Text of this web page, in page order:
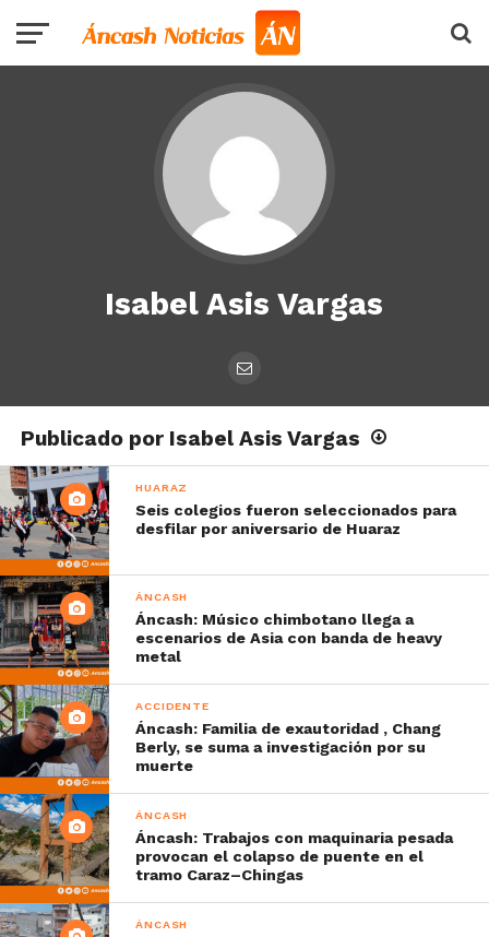
Isabel Asis Vargas
Publicado por Isabel Asis Vargas
HUARAZ
Seis colegios fueron seleccionados para
desfilar por aniversario de Huaraz
ÁNCASH
Áncash: Músico chimbotano llega a
escenarios de Asia con banda de heavy
metal
ACCIDENTE
Áncash: Familia de exautoridad , Chang
Berly, se suma a investigación por su
muerte
ÁNCASH
Áncash: Trabajos con maquinaria pesada
provocan el colapso de puente en el
tramo Caraz–Chingas
ÁNCASH